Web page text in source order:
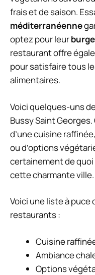
frais et de saison.
méditerranéenne
optez pour leur
restaurant offre
pour satisfaire tous
alimentaires.
Voici quelques-uns
Bussy Saint
d’une cuisine
ou d’options
certainement de
cette charmante ville.
Voici une liste à
restaurants :
Cuisine
Ambiance
Options